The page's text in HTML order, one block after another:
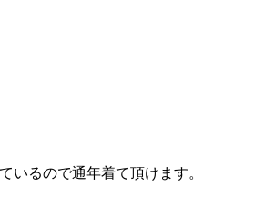
いるので通年着て頂けます。